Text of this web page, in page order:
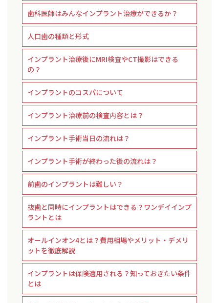
歯科医師はみんなインプラント治療ができるか？
人口歯の種類と形式
インプラント治療後にMRI検査やCT撮影はできる
の？
インプラントのコスパについて
インプラント治療前の検査内容とは？
インプラント手術当日の流れは？
インプラント手術が終わった後の流れは？
前歯のインプラントは難しい？
抜歯と同時にインプラントはできる？ワンデイインプ
ラントとは
オールインオン4とは？費用相場やメリット・デメリ
ットを徹底解説
インプラントは保険適用される？知っておきたい条件
とは